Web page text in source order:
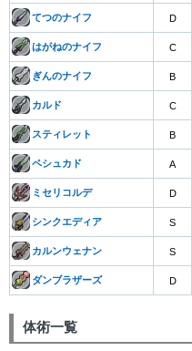
てつのナイフ D
はがねのナイフ C
ぎんのナイフ B
カルド C
スティレット B
ペシュカド A
ミセリコルデ D
シンクエディア S
カルンウェナン S
ダンブラザーズ D
体術一覧